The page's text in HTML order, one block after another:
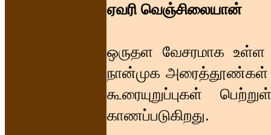
ஏவரி வெஞ்சிலையான்
ஒருதள வேசரமாக உள்ள
நான்முக அரைத்தூண்கள்
கூரையுறுப்புகள்
காணப்படுகிறது.